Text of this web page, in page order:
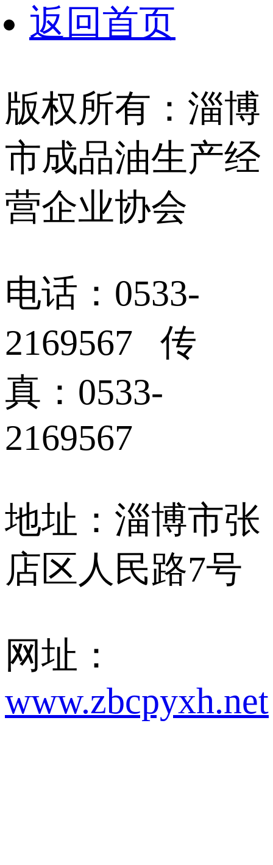
返回首页
版权所有：淄博
市成品油生产经
营企业协会
电话：0533-
2169567 传
真：0533-
2169567
地址：淄博市张
店区人民路7号
网址：
www.zbcpyxh.net